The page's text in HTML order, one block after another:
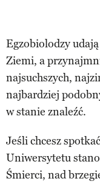
Egzobiolodzy
Ziemi, a
najsuchszych,
najbardziej
w stanie znaleźć.
Jeśli chcesz
Uniwersytetu
Śmierci, nad